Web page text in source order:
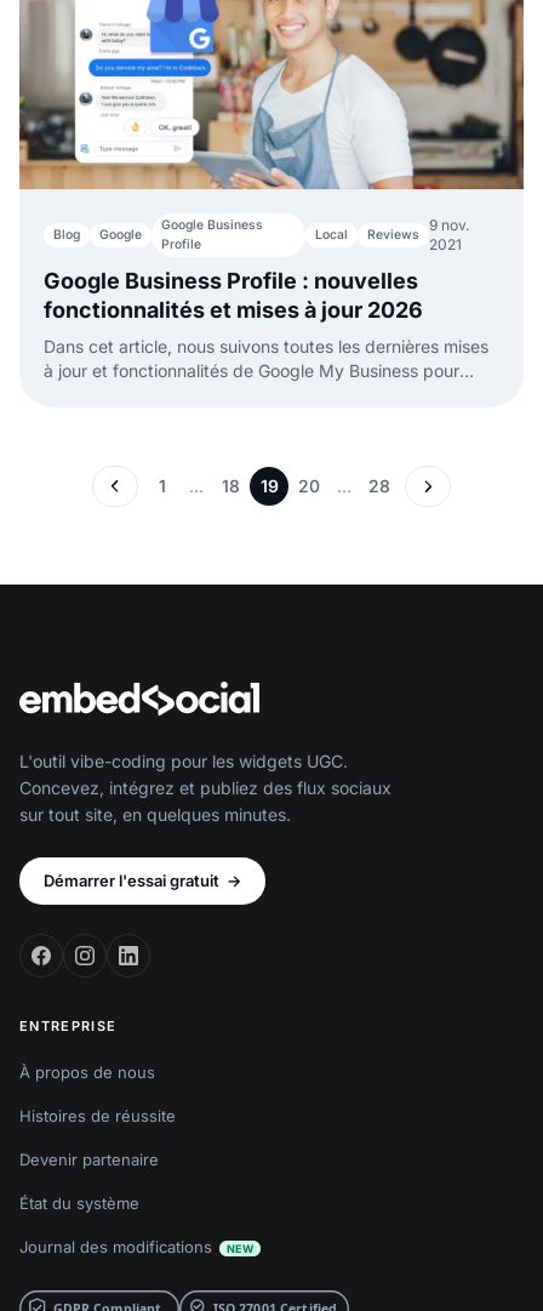
Blog Google
Google Business
Profile
Local Reviews
9 nov.
2021
Google Business Profile : nouvelles
fonctionnalités et mises à jour 2026
Dans cet article, nous suivons toutes les dernières mises
à jour et fonctionnalités de Google My Business pour
1 … 18 19 20 … 28
L'outil vibe-coding pour les widgets UGC.
Concevez, intégrez et publiez des flux sociaux
sur tout site, en quelques minutes.
Démarrer l'essai gratuit →
ENTREPRISE
À propos de nous
Histoires de réussite
Devenir partenaire
État du système
Journal des modifications NEW